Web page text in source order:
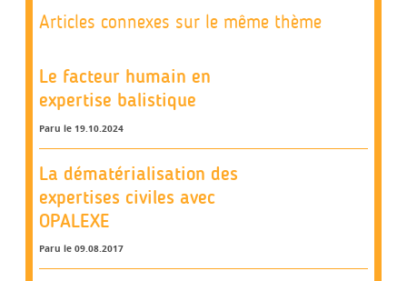
Articles connexes sur le même thème
Le facteur humain en
expertise balistique
Paru le 19.10.2024
La dématérialisation des
expertises civiles avec
OPALEXE
Paru le 09.08.2017